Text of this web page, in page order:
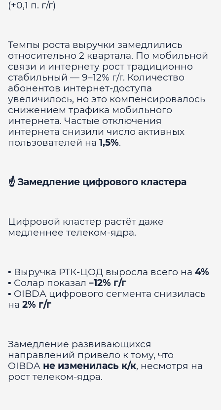
(+0,1 п. г/г)
Темпы роста выручки замедлились
относительно 2 квартала. По мобильной
связи и интернету рост традиционно
стабильный — 9–12% г/г. Количество
абонентов интернет-доступа
увеличилось, но это компенсировалось
снижением трафика мобильного
интернета. Частые отключения
интернета снизили число активных
пользователей на 1,5%.
☝️ Замедление цифрового кластера
Цифровой кластер растёт даже
медленнее телеком-ядра.
▪️ Выручка РТК-ЦОД выросла всего на 4%
▪️ Солар показал –12% г/г
▪️ OIBDA цифрового сегмента снизилась
на 2% г/г
Замедление развивающихся
направлений привело к тому, что
OIBDA не изменилась к/к, несмотря на
рост телеком-ядра.